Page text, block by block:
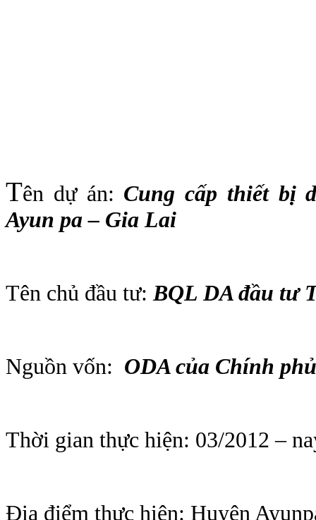
Tên dự án: Cung cấp thiết bị
Ayun pa – Gia Lai
Tên chủ đầu tư:BQL DA đầu tư
Nguồn vốn: ODA của Chính
Thời gian thực hiện: 03/2012 –
Địa điểm thực hiện: Huyện